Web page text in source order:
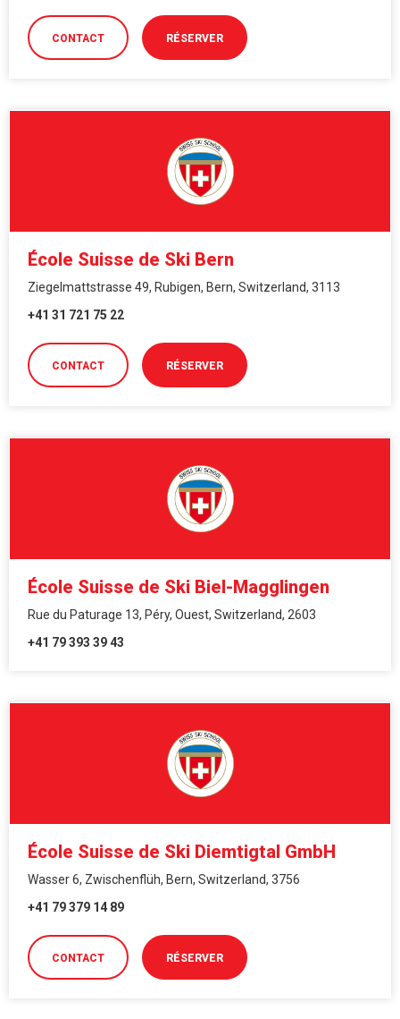
CONTACT RÉSERVER
École Suisse de Ski Bern
Ziegelmattstrasse 49, Rubigen, Bern, Switzerland, 3113
+41 31 721 75 22
CONTACT RÉSERVER
École Suisse de Ski Biel-Magglingen
Rue du Paturage 13, Péry, Ouest, Switzerland, 2603
+41 79 393 39 43
École Suisse de Ski Diemtigtal GmbH
Wasser 6, Zwischenflüh, Bern, Switzerland, 3756
+41 79 379 14 89
CONTACT RÉSERVER